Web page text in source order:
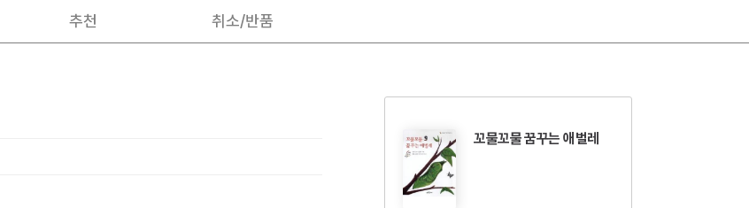
추천 취소/반품
꼬물꼬물 꿈꾸는 애벌레